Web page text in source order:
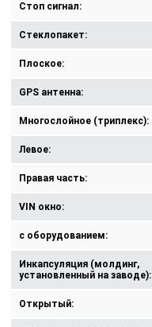
Стоп сигнал:
Стеклопакет:
Плоское:
GPS антенна:
Многослойное (триплекс):
Левое:
Правая часть:
VIN окно:
с оборудованием:
Инкапсуляция (молдинг,
установленный на заводе):
Открытый: